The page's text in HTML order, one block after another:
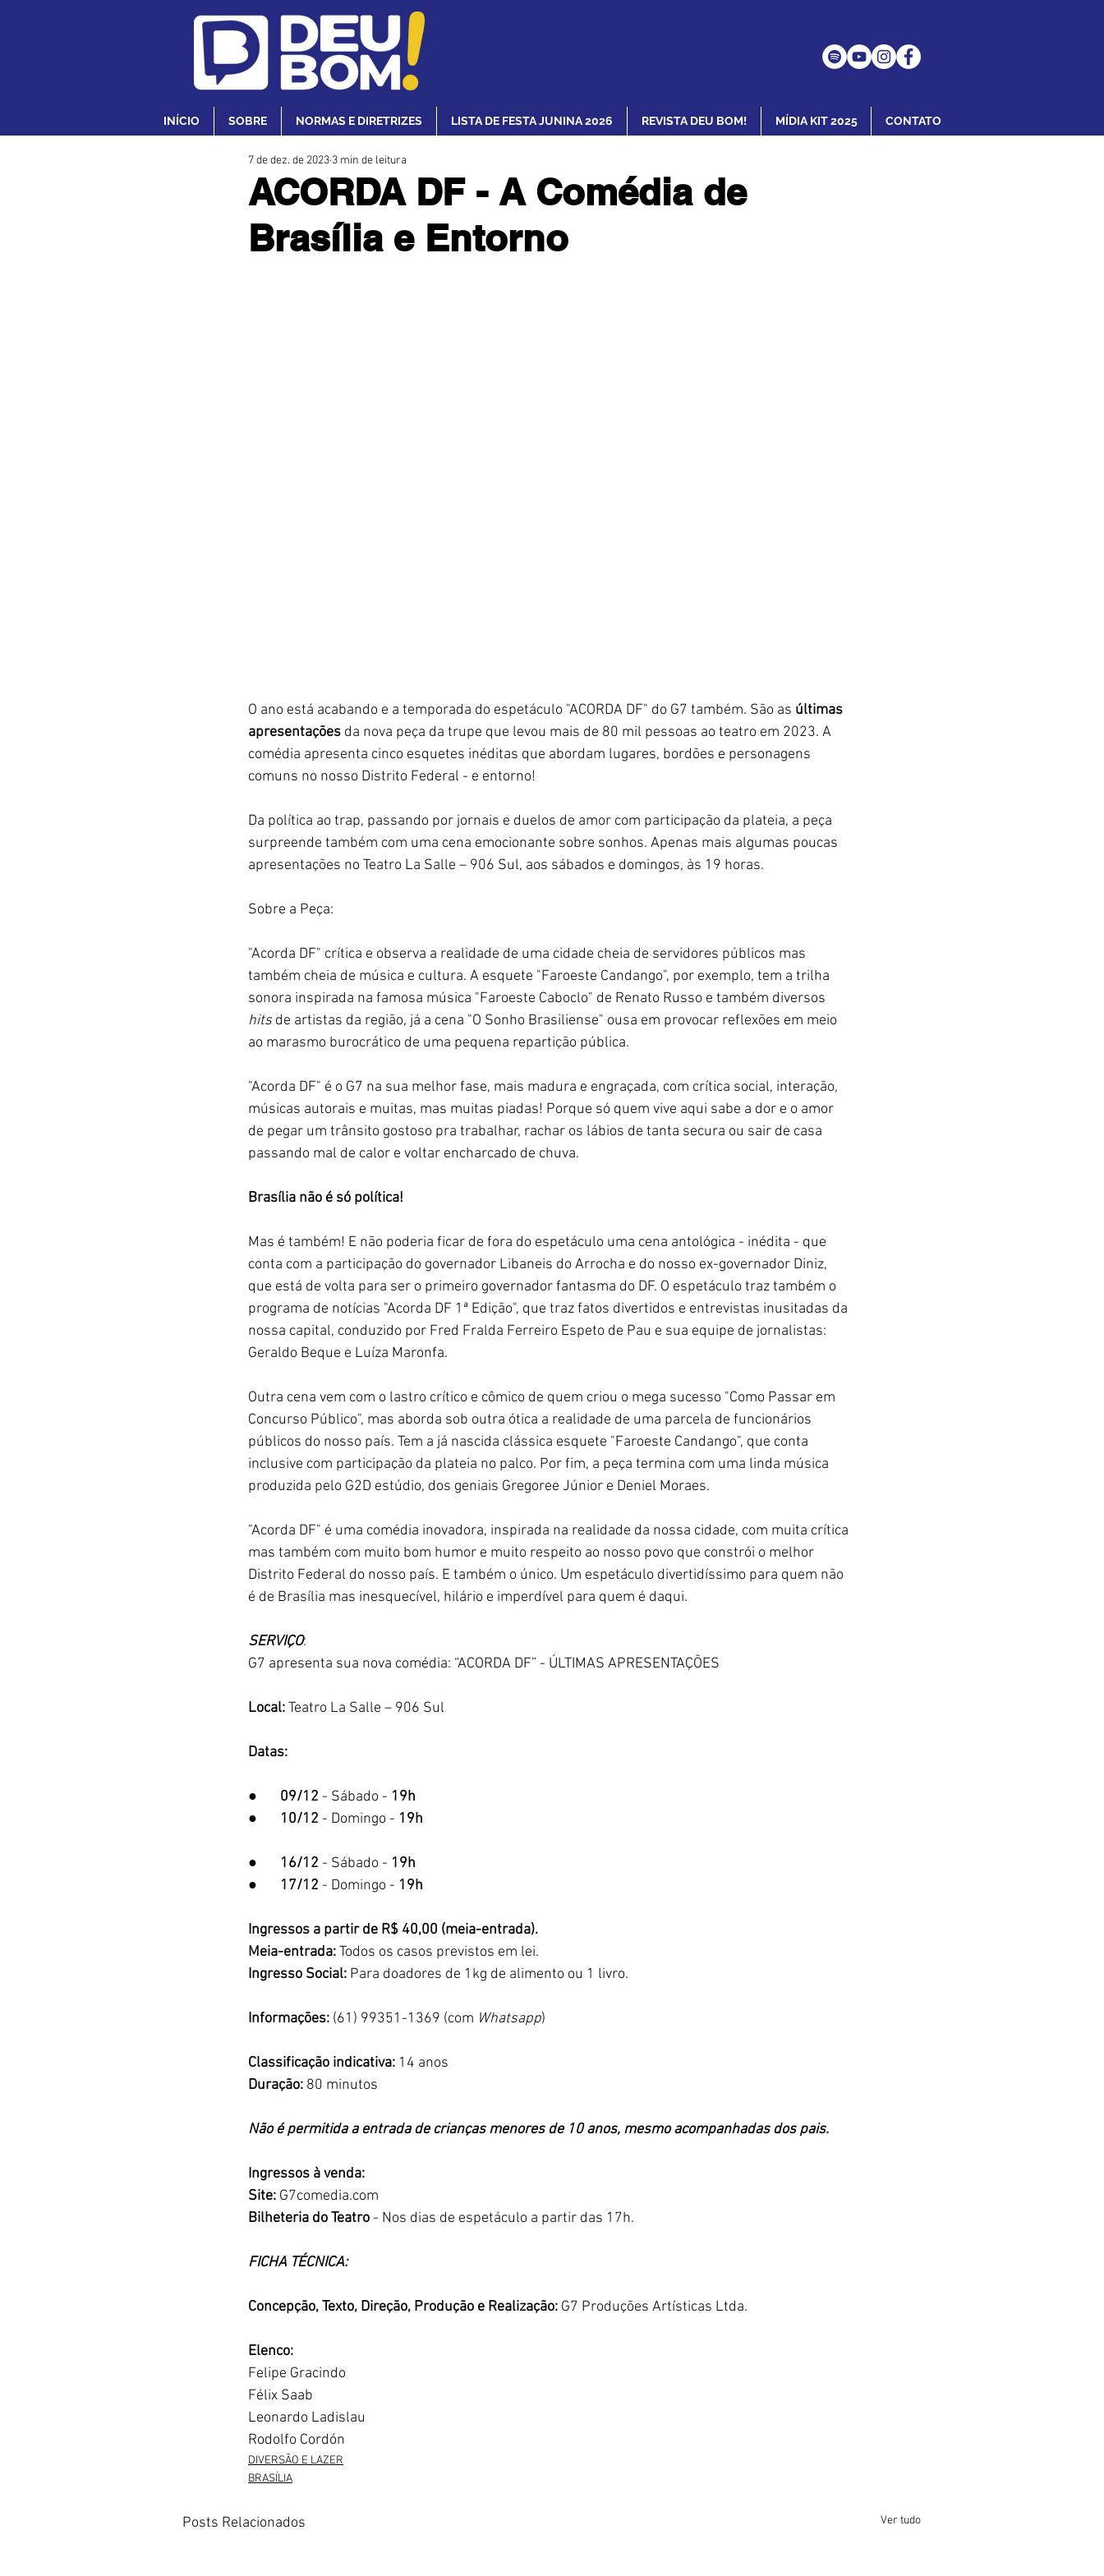
INÍCIO SOBRE NORMAS E DIRETRIZES LISTA DE FESTA JUNINA 2026 REVISTA DEU BOM! MÍDIA KIT 2025 CONTATO
ACORDA DF - A Comédia de
Brasília e Entorno
7 de dez. de 2023 3 min de leitura
O ano está acabando e a temporada do espetáculo "ACORDA DF" do G7 também. São as últimas
apresentações da nova peça da trupe que levou mais de 80 mil pessoas ao teatro em 2023. A
comédia apresenta cinco esquetes inéditas que abordam lugares, bordões e personagens
comuns no nosso Distrito Federal - e entorno!
Da política ao trap, passando por jornais e duelos de amor com participação da plateia, a peça
surpreende também com uma cena emocionante sobre sonhos. Apenas mais algumas poucas
apresentações no Teatro La Salle – 906 Sul, aos sábados e domingos, às 19 horas.
Sobre a Peça:
"Acorda DF" crítica e observa a realidade de uma cidade cheia de servidores públicos mas
também cheia de música e cultura. A esquete "Faroeste Candango", por exemplo, tem a trilha
sonora inspirada na famosa música "Faroeste Caboclo" de Renato Russo e também diversos
hits de artistas da região, já a cena "O Sonho Brasiliense" ousa em provocar reflexões em meio
ao marasmo burocrático de uma pequena repartição pública.
"Acorda DF" é o G7 na sua melhor fase, mais madura e engraçada, com crítica social, interação,
músicas autorais e muitas, mas muitas piadas! Porque só quem vive aqui sabe a dor e o amor
de pegar um trânsito gostoso pra trabalhar, rachar os lábios de tanta secura ou sair de casa
passando mal de calor e voltar encharcado de chuva.
Brasília não é só política!
Mas é também! E não poderia ficar de fora do espetáculo uma cena antológica - inédita - que
conta com a participação do governador Libaneis do Arrocha e do nosso ex-governador Diniz,
que está de volta para ser o primeiro governador fantasma do DF. O espetáculo traz também o
programa de notícias "Acorda DF 1ª Edição", que traz fatos divertidos e entrevistas inusitadas da
nossa capital, conduzido por Fred Fralda Ferreiro Espeto de Pau e sua equipe de jornalistas:
Geraldo Beque e Luíza Maronfa.
Outra cena vem com o lastro crítico e cômico de quem criou o mega sucesso "Como Passar em
Concurso Público", mas aborda sob outra ótica a realidade de uma parcela de funcionários
públicos do nosso país. Tem a já nascida clássica esquete "Faroeste Candango", que conta
inclusive com participação da plateia no palco. Por fim, a peça termina com uma linda música
produzida pelo G2D estúdio, dos geniais Gregoree Júnior e Deniel Moraes.
"Acorda DF" é uma comédia inovadora, inspirada na realidade da nossa cidade, com muita crítica
mas também com muito bom humor e muito respeito ao nosso povo que constrói o melhor
Distrito Federal do nosso país. E também o único. Um espetáculo divertidíssimo para quem não
é de Brasília mas inesquecível, hilário e imperdível para quem é daqui.
SERVIÇO:
G7 apresenta sua nova comédia: “ACORDA DF” - ÚLTIMAS APRESENTAÇÕES
Local: Teatro La Salle – 906 Sul
Datas:
● 09/12 - Sábado - 19h
● 10/12 - Domingo - 19h
● 16/12 - Sábado - 19h
● 17/12 - Domingo - 19h
Ingressos a partir de R$ 40,00 (meia-entrada).
Meia-entrada: Todos os casos previstos em lei.
Ingresso Social: Para doadores de 1kg de alimento ou 1 livro.
Informações: (61) 99351-1369 (com Whatsapp)
Classificação indicativa: 14 anos
Duração: 80 minutos
Não é permitida a entrada de crianças menores de 10 anos, mesmo acompanhadas dos pais.
Ingressos à venda:
Site: G7comedia.com
Bilheteria do Teatro - Nos dias de espetáculo a partir das 17h.
FICHA TÉCNICA:
Concepção, Texto, Direção, Produção e Realização: G7 Produções Artísticas Ltda.
Elenco:
Felipe Gracindo
Félix Saab
Leonardo Ladislau
Rodolfo Cordón
DIVERSÃO E LAZER
BRASÍLIA
Posts Relacionados Ver tudo